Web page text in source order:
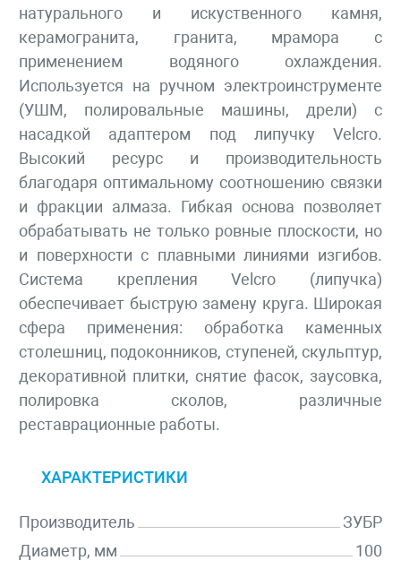
натурального и искуственного камня,
керамогранита, гранита, мрамора с
применением водяного охлаждения.
Используется на ручном электроинструменте
(УШМ, полировальные машины, дрели) с
насадкой адаптером под липучку Velcro.
Высокий ресурс и производительность
благодаря оптимальному соотношению связки
и фракции алмаза. Гибкая основа позволяет
обрабатывать не только ровные плоскости, но
и поверхности с плавными линиями изгибов.
Система крепления Velcro (липучка)
обеспечивает быструю замену круга. Широкая
сфера применения: обработка каменных
столешниц, подоконников, ступеней, скульптур,
декоративной плитки, снятие фасок, заусовка,
полировка сколов, различные
реставрационные работы.
ХАРАКТЕРИСТИКИ
Производитель
ЗУБР
Диаметр, мм
100